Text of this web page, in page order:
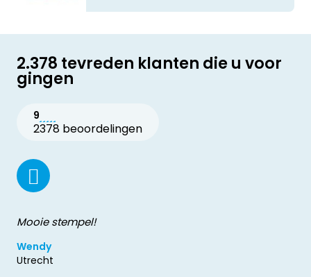
2.378 tevreden klanten die u voor
gingen
9
2378 beoordelingen
Mooie stempel!
Wendy
Utrecht